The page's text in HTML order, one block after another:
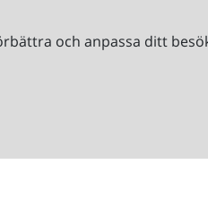
och anpassa ditt